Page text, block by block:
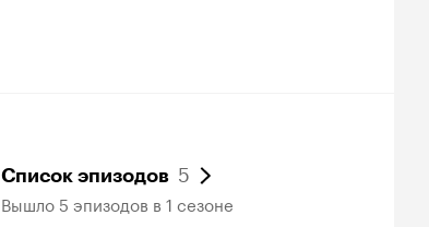
Список эпизодов 5
Вышло 5 эпизодов в 1 сезоне